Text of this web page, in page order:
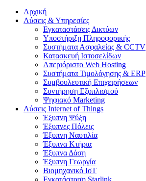
Αρχική
Λύσεις & Υπηρεσίες
Εγκαταστάσεις Δικτύων
Υποστήριξη Πληροφορικής
Συστήματα Ασφαλείας & CCTV
Κατασκευή Ιστοσελίδων
Απεριόριστο Web Hosting
Συστήματα Τιμολόγησης & ERP
Συμβουλευτική Επιχειρήσεων
Συντήρηση Εξοπλισμού
Ψηφιακό Marketing
Λύσεις Internet of Things
Έξυπνη Ψύξη
Έξυπνες Πόλεις
Έξυπνη Ναυτιλία
Έξυπνα Κτήρια
Έξυπνα Δάση
Έξυπνη Γεωργία
Βιομηχανικό IoT